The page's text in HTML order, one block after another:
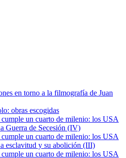
en torno a la filmografía de Juan
obras escogidas
un cuarto de milenio: los USA
Guerra de Secesión (IV)
un cuarto de milenio: los USA
esclavitud y su abolición (III)
un cuarto de milenio: los USA